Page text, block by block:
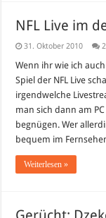
NFL Live im
31. Oktober 2010 2
Wenn ihr wie ich
Spiel der NFL Live
irgendwelche
man sich dann am
begnügen. Wer
bequem im
Weiterlesen »